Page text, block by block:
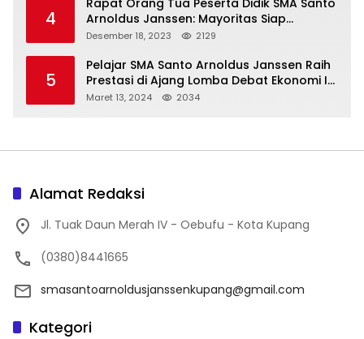
4
Rapat Orang Tua Peserta Didik SMA Santo
Arnoldus Janssen: Mayoritas Siap
Mendukung Komite Sekolah
Desember 18, 2023 2129
5
Pelajar SMA Santo Arnoldus Janssen Raih
Prestasi di Ajang Lomba Debat Ekonomi IV,
Gelar Best Speaker Diraih Viantri Azi
Maret 13, 2024 2034
Alamat Redaksi
Jl. Tuak Daun Merah IV - Oebufu - Kota Kupang
(0380)8441665
smasantoarnoldusjanssenkupang@gmail.com
Kategori